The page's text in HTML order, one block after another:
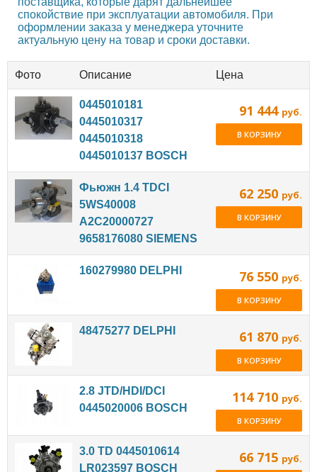
спокойствие при эксплуатации автомобиля. При
оформлении заказа у менеджера уточните
актуальную цену на товар и сроки доставки.
Фото Описание Цена
0445010181
0445010317
0445010318
0445010137 BOSCH
91 444 руб.
В КОРЗИНУ
Фьюжн 1.4 TDCI
5WS40008
A2C20000727
9658176080 SIEMENS
62 250 руб.
В КОРЗИНУ
160279980 DELPHI 76 550 руб.
В КОРЗИНУ
48475277 DELPHI 61 870 руб.
В КОРЗИНУ
2.8 JTD/HDI/DCI
0445020006 BOSCH
114 710 руб.
В КОРЗИНУ
3.0 TD 0445010614
LR023597 BOSCH
66 715 руб.